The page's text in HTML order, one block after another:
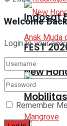
New
Indosat
FEST
Welcome
Login to your
Remember Me